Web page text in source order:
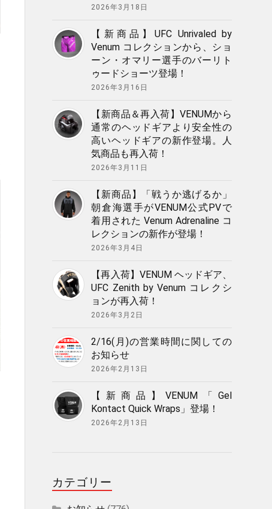
2026年3月18日
【新商品】UFC Unrivaled by
Venum コレクションから、ショ
ーン・オマリー選手のバーリト
ゥードショーツ登場！
2026年3月16日
【新商品＆再入荷】VENUMから
通常のヘッドギアより安全性の
高いヘッドギアの新作登場。人
気商品も再入荷！
2026年3月11日
【新商品】「戦うか逃げるか」
朝倉海選手がVENUM公式PVで
着用された Venum Adrenaline コ
レクションの新作が登場！
2026年3月4日
【再入荷】VENUM ヘッドギア、
UFC Zenith by Venum コレクシ
ョンが再入荷！
2026年3月2日
2/16(月)の営業時間に関しての
お知らせ
2026年2月13日
【新商品】VENUM「Gel
Kontact Quick Wraps」登場！
2026年2月13日
カテゴリー